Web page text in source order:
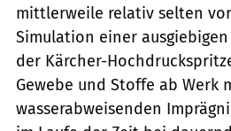
mittlerweile relativ selten
Simulation einer
der Kärcher-
Gewebe und Stoffe ab Werk
wasserabweisenden